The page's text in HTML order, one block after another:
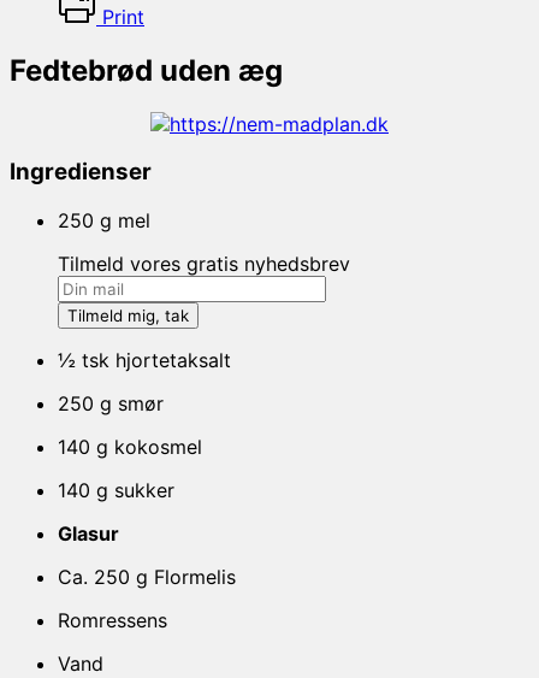
Print
Fedtebrød uden æg
Ingredienser
250 g mel
Tilmeld vores gratis nyhedsbrev
½ tsk hjortetaksalt
250 g smør
140 g kokosmel
140 g sukker
Glasur
Ca. 250 g Flormelis
Romressens
Vand